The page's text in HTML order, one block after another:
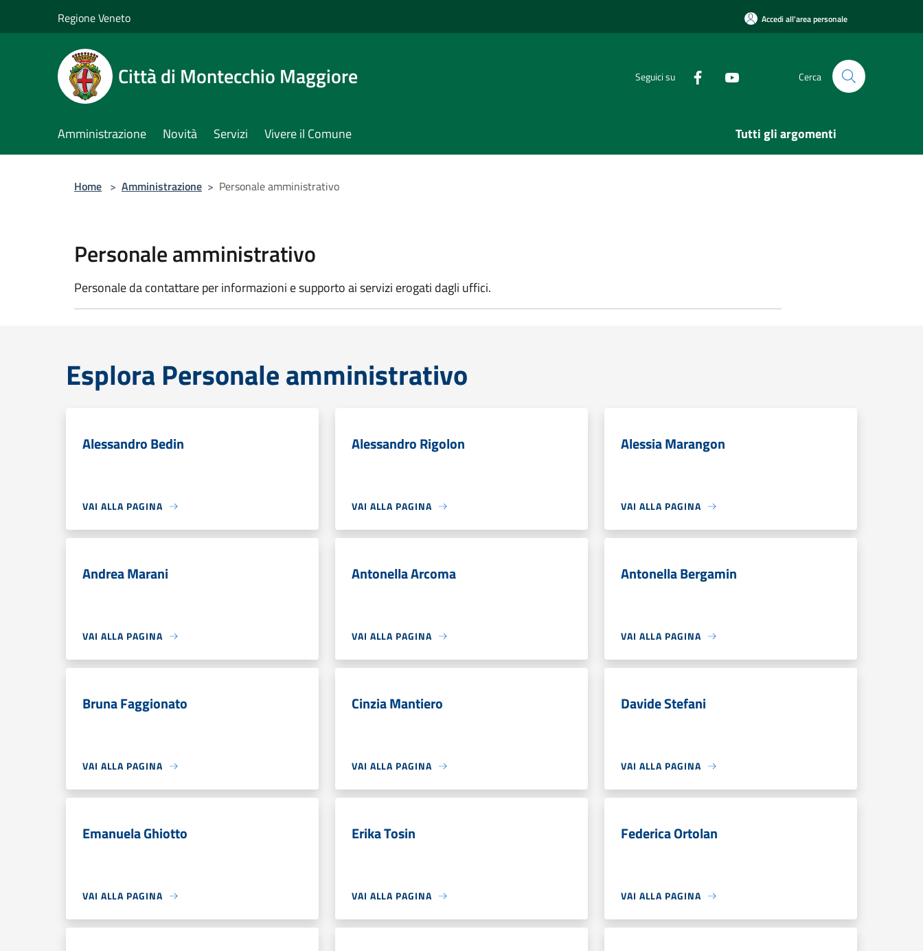
Regione Veneto Accedi all'area personale
Città di Montecchio Maggiore Seguici su Cerca
Amministrazione Novità Servizi Vivere il Comune Tutti gli argomenti
Home > Amministrazione > Personale amministrativo
Personale amministrativo
Personale da contattare per informazioni e supporto ai servizi erogati dagli uffici.
Esplora Personale amministrativo
Alessandro Bedin
VAI ALLA PAGINA
Alessandro Rigolon
VAI ALLA PAGINA
Alessia Marangon
VAI ALLA PAGINA
Andrea Marani
VAI ALLA PAGINA
Antonella Arcoma
VAI ALLA PAGINA
Antonella Bergamin
VAI ALLA PAGINA
Bruna Faggionato
VAI ALLA PAGINA
Cinzia Mantiero
VAI ALLA PAGINA
Davide Stefani
VAI ALLA PAGINA
Emanuela Ghiotto
VAI ALLA PAGINA
Erika Tosin
VAI ALLA PAGINA
Federica Ortolan
VAI ALLA PAGINA